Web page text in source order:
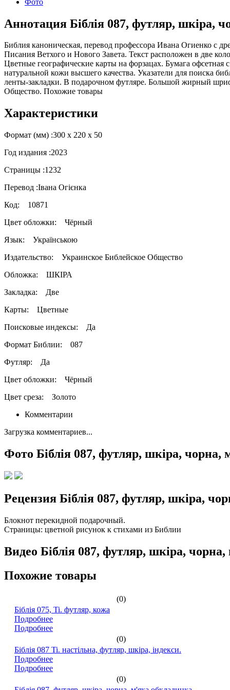
Аннотация Біблія 087, футляр, шкіра,
Библия каноническая, перевод профессора Ивана Огиенко с
Писания Ветхого и Нового Завета. Текст расположен в две
Цветные географические карты на форзацах. Бумага
натуральной кожи высшего качества. Указатели для поиска
ленты-закладки. В подарочном футляре. Большой жирный
Общество. Похожие товары
Характеристики
Формат (мм) :300 х 220 х 50
Год издания :2023
Страницы :1232
Перевод :Івана Огієнка
Код: 10871
Цвет обложки: Чёрный
Язык: Українською
Издательство:
Украинское Библейское Общество
Обложка: ШКІРА
Закладка: Две
Карты: Цветные
Поисковые индексы: Да
Формат Библии: 087
Футляр: Да
Цвет обложки: Чёрный
Цвет среза: Золото
Комментарии
Загрузка комментариев...
Фото Біблія 087, футляр, шкіра, чорна,
Рецензия Біблія 087, футляр, шкіра,
Блокнот перекидной подарочный.
Страницы: цветной рисунок к стихами из Библии
Видео Біблія 087, футляр, шкіра,
Похожие товары
(0)
Біблія 075, Ti. футляр, кожа
Подробнее
Подробнее
(0)
Біблія 087 Ti. настільна, футляр, шкіра, індекси.
Подробнее
Подробнее
(0)